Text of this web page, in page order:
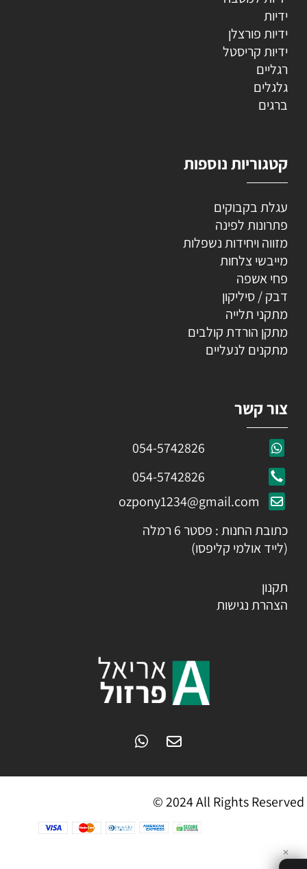
ידיות
ידיות פורצלן
ידיות קריסטל
רגליים
גלגלים
ברגים
קטגוריות נוספות
עגלת בקבוקים
פתרונות לפינה
מזווה ויחידות נשפלות
מייבשי צלחות
פחי אשפה
דבק / סיליקון
מתקני תלייה
מתקן הורדת קולבים
מתקנים לנעליים
צור קשר
054-5742826
054-5742826
ozpony1234@gmail.com
כתובת החנות : פסטר 6 רמלה
(לייד אולמי קליפסו)
תקנון
הצהרת נגישות
© 2024 All Rights Reserved
✕